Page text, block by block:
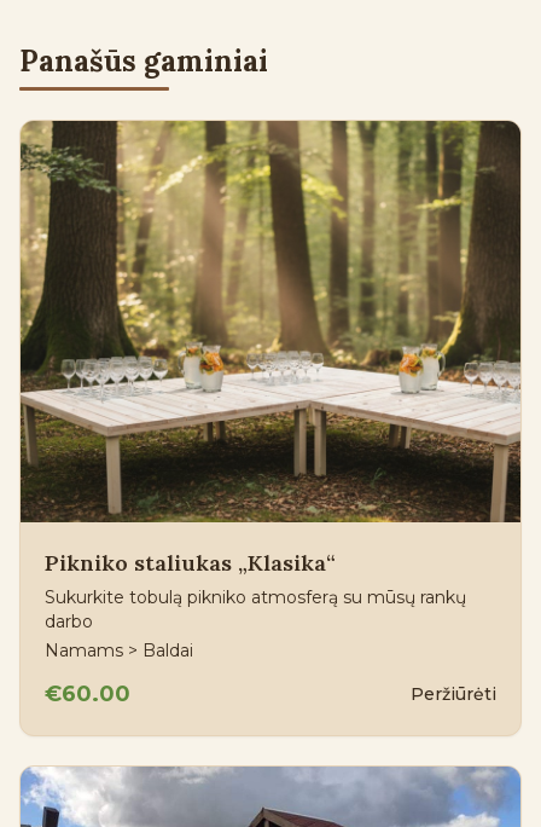
Panašūs gaminiai
Pikniko staliukas „Klasika“
Sukurkite tobulą pikniko atmosferą su mūsų rankų
darbo
Namams > Baldai
€60.00 Peržiūrėti